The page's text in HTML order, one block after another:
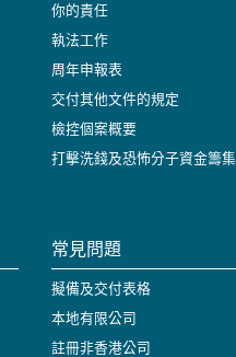
你的責任
執法工作
周年申報表
交付其他文件的規定
檢控個案概要
打擊洗錢及恐怖分子資金籌集
常見問題
擬備及交付表格
本地有限公司
註冊非香港公司